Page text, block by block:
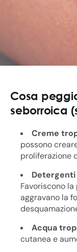
Cosa
seborroica
Creme
possono
proliferazione
Detergenti
Favoriscono
aggravano la
Acqua
cutanea e